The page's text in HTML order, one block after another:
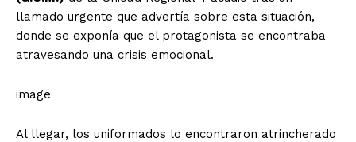
llamado urgente que advertía sobre esta situación,
donde se exponía que el protagonista se encontraba
atravesando una crisis emocional.
image
Al llegar, los uniformados lo encontraron atrincherado